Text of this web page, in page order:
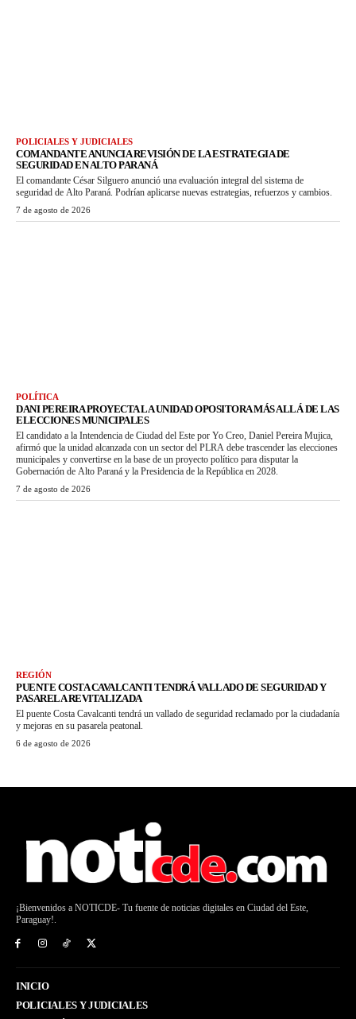
POLICIALES Y JUDICIALES
COMANDANTE ANUNCIA REVISIÓN DE LA ESTRATEGIA DE
SEGURIDAD EN ALTO PARANÁ
El comandante César Silguero anunció una evaluación integral del sistema de
seguridad de Alto Paraná. Podrían aplicarse nuevas estrategias, refuerzos y cambios.
7 de agosto de 2026
POLÍTICA
DANI PEREIRA PROYECTA LA UNIDAD OPOSITORA MÁS ALLÁ DE LAS
ELECCIONES MUNICIPALES
El candidato a la Intendencia de Ciudad del Este por Yo Creo, Daniel Pereira Mujica,
afirmó que la unidad alcanzada con un sector del PLRA debe trascender las elecciones
municipales y convertirse en la base de un proyecto político para disputar la
Gobernación de Alto Paraná y la Presidencia de la República en 2028.
7 de agosto de 2026
REGIÓN
PUENTE COSTA CAVALCANTI TENDRÁ VALLADO DE SEGURIDAD Y
PASARELA REVITALIZADA
El puente Costa Cavalcanti tendrá un vallado de seguridad reclamado por la ciudadanía
y mejoras en su pasarela peatonal.
6 de agosto de 2026
¡Bienvenidos a NOTICDE- Tu fuente de noticias digitales en Ciudad del Este,
Paraguay!.
INICIO
POLICIALES Y JUDICIALES